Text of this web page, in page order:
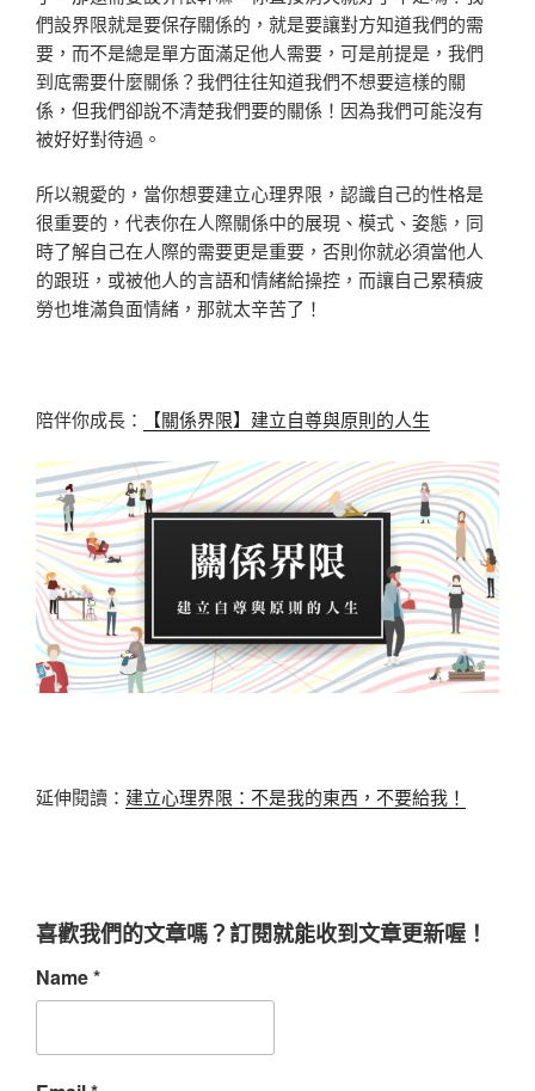
們設界限就是要保存關係的，就是要讓對方知道我們的需
要，而不是總是單方面滿足他人需要，可是前提是，我們
到底需要什麼關係？我們往往知道我們不想要這樣的關
係，但我們卻說不清楚我們要的關係！因為我們可能沒有
被好好對待過。
所以親愛的，當你想要建立心理界限，認識自己的性格是
很重要的，代表你在人際關係中的展現、模式、姿態，同
時了解自己在人際的需要更是重要，否則你就必須當他人
的跟班，或被他人的言語和情緒給操控，而讓自己累積疲
勞也堆滿負面情緒，那就太辛苦了！
陪伴你成長： 【關係界限】建立自尊與原則的人生
延伸閱讀： 建立心理界限：不是我的東西，不要給我！
喜歡我們的文章嗎？訂閱就能收到文章更新喔！
Name*